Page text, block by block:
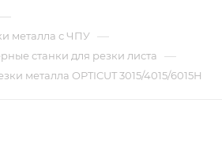
—
металла с ЧПУ —
станки для резки листа —
металла OPTICUT 3015/4015/6015Н